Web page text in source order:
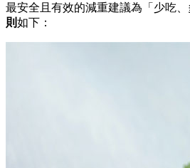
最安全且有效的減重建議為「少吃
則如下：